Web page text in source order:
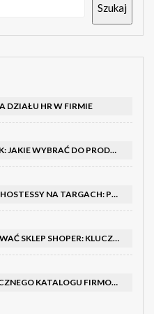
Szukaj
DZIAŁU HR W FIRMIE
RODZAJE FALCAREK I BIGÓWEK: JAKIE WYBRAĆ DO PRODUKCJI?
JAK SKUTECZNIE PROWADZIĆ HOSTESSY NA TARGACH: PORADNIK I SZKOLENIA
JAK SKUTECZNIE POZYCJONOWAĆ SKLEP SHOPER: KLUCZOWE KROKI I STRATEGIE
KLUCZOWE ELEMENTY SKUTECZNEGO KATALOGU FIRMOWEGO I BROSZURY